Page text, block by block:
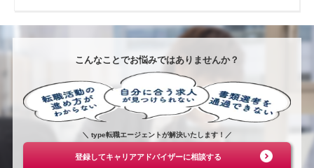
こんなことでお悩みではありませんか？
＼ type転職エージェントが解決いたします！／
登録してキャリアアドバイザーに相談する